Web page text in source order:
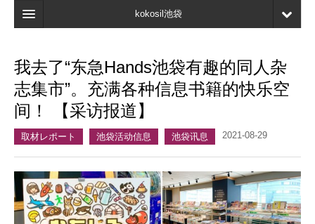
kokosil池袋
地图
最新信息
口碑
我的页面
书签
我去了“东急Hands池袋有趣的同人杂
志集市”。充满各种信息书籍的快乐空
间！ 【采访报道】
取材レポート 池袋活动信息 池袋讯息 2021-08-29